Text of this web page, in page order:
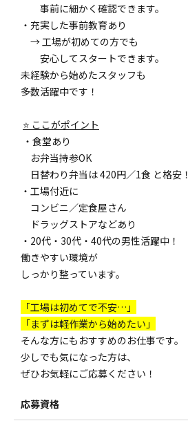
事前に細かく確認できます。
・充実した事前教育あり
→ 工場が初めての方でも
安心してスタートできます。
未経験から始めたスタッフも
多数活躍中です！
⭐ ここがポイント
・食堂あり
お弁当持参OK
日替わり弁当は 420円／1食 と格安！
・工場付近に
コンビニ／定食屋さん
ドラッグストアなどあり
・20代・30代・40代の男性活躍中！
働きやすい環境が
しっかり整っています。
「工場は初めてで不安…」
「まずは軽作業から始めたい」
そんな方にもおすすめのお仕事です。
少しでも気になった方は、
ぜひお気軽にご応募ください！
応募資格